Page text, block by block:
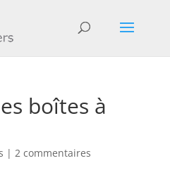
boîtes à
| 2 commentaires